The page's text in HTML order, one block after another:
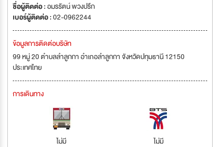
ชื่อผู้ติดต่อ :อมรรัตน์ พวงปรึก
เบอร์ผู้ติดต่อ :02-0962244
ข้อมูลการติดต่อบริษัท
99 หมู่ 20 ตำบลลำลูกกา อำเภอลำลูกกา จังหวัดปทุมธานี 12150
ประเทศไทย
การเดินทาง
ไม่มี ไม่มี